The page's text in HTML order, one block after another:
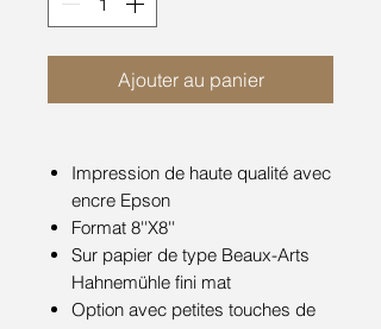
Ajouter au panier
Impression de haute qualité avec
encre Epson
Format 8''X8''
Sur papier de type Beaux-Arts
Hahnemühle fini mat
Option avec petites touches de